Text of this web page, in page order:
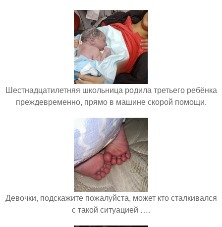
Шестнадцатилетняя школьница родила третьего ребёнка
преждевременно, прямо в машине скорой помощи.
Девочки, подскажите пожалуйста, может кто сталкивался
с такой ситуацией ….